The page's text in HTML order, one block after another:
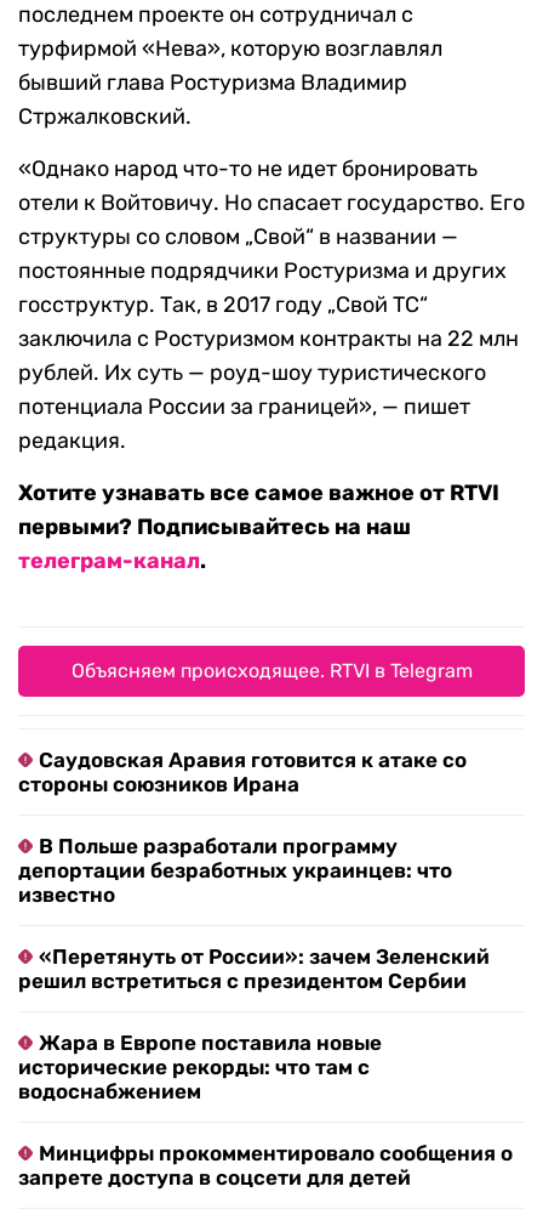
последнем проекте он сотрудничал с
турфирмой «Нева», которую возглавлял
бывший глава Ростуризма Владимир
Стржалковский.
«Однако народ что-то не идет бронировать
отели к Войтовичу. Но спасает государство. Его
структуры со словом „Свой“ в названии —
постоянные подрядчики Ростуризма и других
госструктур. Так, в 2017 году „Свой ТС“
заключила с Ростуризмом контракты на 22 млн
рублей. Их суть — роуд-шоу туристического
потенциала России за границей», — пишет
редакция.
Хотите узнавать все самое важное от RTVI
первыми? Подписывайтесь на наш
телеграм-канал.
Объясняем происходящее. RTVI в Telegram
Саудовская Аравия готовится к атаке со
стороны союзников Ирана
В Польше разработали программу
депортации безработных украинцев: что
известно
«Перетянуть от России»: зачем Зеленский
решил встретиться с президентом Сербии
Жара в Европе поставила новые
исторические рекорды: что там с
водоснабжением
Минцифры прокомментировало сообщения о
запрете доступа в соцсети для детей